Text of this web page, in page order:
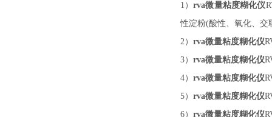
1）rva微量粘度糊化仪
性淀粉(酸性、氧化、交
2） rva微量粘度糊化仪
3） rva微量粘度糊化仪
4） rva微量粘度糊化仪
5） rva微量粘度糊化仪
6） rva微量粘度糊化仪